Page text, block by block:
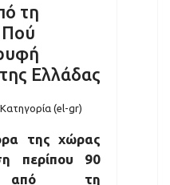
τη
Πού
Ελλάδας
Κατηγορία (el-gr)
της χώρας
περίπου 90
από τη